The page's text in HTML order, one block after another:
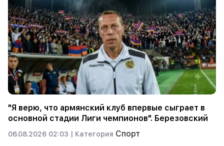
"Я верю, что армянский клуб впервые сыграет в
основной стадии Лиги чемпионов". Березовский
06.08.2026 02:03 | Категория Спорт